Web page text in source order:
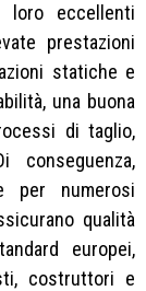
loro eccellenti
prestazioni
statiche e
una buona
di taglio,
conseguenza,
per numerosi
qualità
europei,
costruttori e